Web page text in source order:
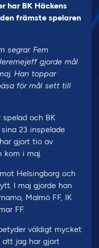
har BK Häckens
främste spelaren
segrar. Fem
gjorde mål
Han toppar
för mål sett till
spelad och BK
23 inspelade
gjort tio av
kom i maj.
Helsingborg och
I maj gjorde han
Malmö FF, IK
FF.
väldigt mycket
jag har gjort